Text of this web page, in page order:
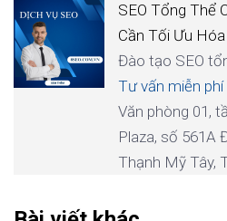
SEO Tổng Thể
Cần Tối Ưu
Đào tạo SEO
Tư vấn miễn phí
Văn phòng 01,
Plaza, số 561A
Thạnh Mỹ Tây,